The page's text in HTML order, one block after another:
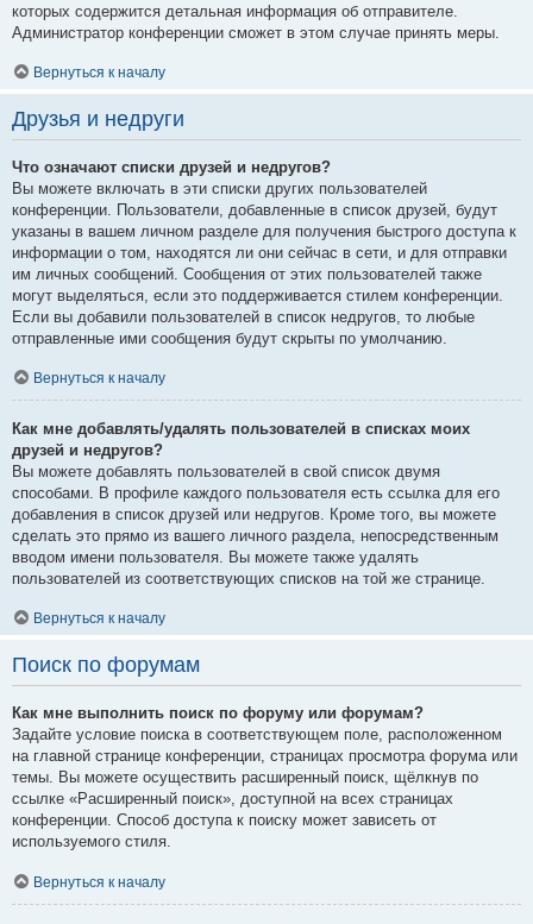
которых содержится детальная информация об отправителе.
Администратор конференции сможет в этом случае принять меры.
Вернуться к началу
Друзья и недруги
Что означают списки друзей и недругов?
Вы можете включать в эти списки других пользователей
конференции. Пользователи, добавленные в список друзей, будут
указаны в вашем личном разделе для получения быстрого доступа к
информации о том, находятся ли они сейчас в сети, и для отправки
им личных сообщений. Сообщения от этих пользователей также
могут выделяться, если это поддерживается стилем конференции.
Если вы добавили пользователей в список недругов, то любые
отправленные ими сообщения будут скрыты по умолчанию.
Вернуться к началу
Как мне добавлять/удалять пользователей в списках моих
друзей и недругов?
Вы можете добавлять пользователей в свой список двумя
способами. В профиле каждого пользователя есть ссылка для его
добавления в список друзей или недругов. Кроме того, вы можете
сделать это прямо из вашего личного раздела, непосредственным
вводом имени пользователя. Вы можете также удалять
пользователей из соответствующих списков на той же странице.
Вернуться к началу
Поиск по форумам
Как мне выполнить поиск по форуму или форумам?
Задайте условие поиска в соответствующем поле, расположенном
на главной странице конференции, страницах просмотра форума или
темы. Вы можете осуществить расширенный поиск, щёлкнув по
ссылке «Расширенный поиск», доступной на всех страницах
конференции. Способ доступа к поиску может зависеть от
используемого стиля.
Вернуться к началу